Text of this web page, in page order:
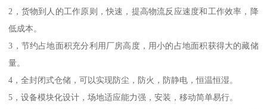
2，货物到人的工作原则，快速，提高物流反应速度和工作效率，降
低成本。
3，节约占地面积充分利用厂房高度，用小的占地面积获得大的藏储
量。
4，全封闭式仓储，可以实现防尘，防火，防静电，恒温恒湿。
5，设备模块化设计，场地适应能力强，安装，移动简单易行。